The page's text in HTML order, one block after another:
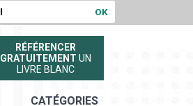
RÉFÉRENCER
GRATUITEMENT UN
LIVRE BLANC
CATÉGORIES